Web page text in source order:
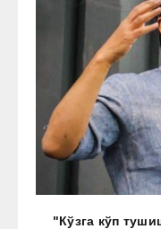
"Кўзга кўп